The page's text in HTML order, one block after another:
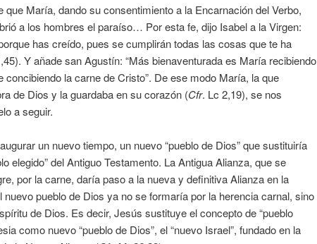
que María, dando su consentimiento a la Encarnación del Verbo,
a los hombres el paraíso… Por esta fe, dijo Isabel a la Virgen:
has creído, pues se cumplirán todas las cosas que te ha
Y añade san Agustín: “Más bienaventurada es María recibiendo
concibiendo la carne de Cristo”. De ese modo María, la que
de Dios y la guardaba en su corazón (Cfr. Lc 2,19), se nos
a seguir.
un nuevo tiempo, un nuevo “pueblo de Dios” que sustituiría
elegido” del Antiguo Testamento. La Antigua Alianza, que se
por la carne, daría paso a la nueva y definitiva Alianza en la
nuevo pueblo de Dios ya no se formaría por la herencia carnal, sino
de Dios. Es decir, Jesús sustituye el concepto de “pueblo
como nuevo “pueblo de Dios”, el “nuevo Israel”, fundado en la